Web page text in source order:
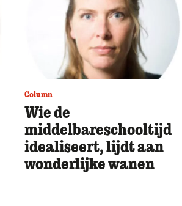
Column
Wie de
middelbareschooltijd
idealiseert, lijdt aan
wonderlijke wanen